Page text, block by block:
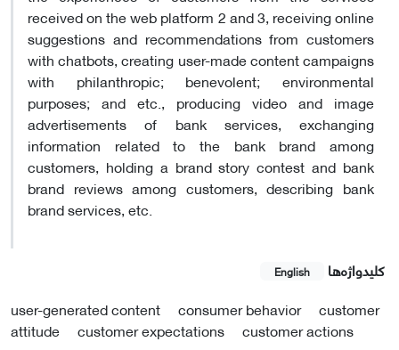
received on the web platform 2 and 3, receiving online
suggestions and recommendations from customers
with chatbots, creating user-made content campaigns
with philanthropic; benevolent; environmental
purposes; and etc., producing video and image
advertisements of bank services, exchanging
information related to the bank brand among
customers, holding a brand story contest and bank
brand reviews among customers, describing bank
brand services, etc.
کلیدواژه‌ها English
user-generated content consumer behavior
customer
attitude
customer expectations
customer actions